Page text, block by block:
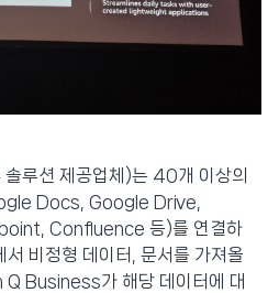
루션 제공업체)는 40개 이상의
Docs, Google Drive,
Confluence 등)를 연결하
서 비정형 데이터, 문서를 가져올
Business가 해당 데이터에 대